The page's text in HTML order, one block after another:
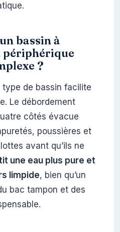
bassin à
périphérique
?
type de bassin facilite
Le débordement
côtés évacue
poussières et
avant qu’ils ne
une eau plus pure et
limpide, bien qu’un
bac tampon et des